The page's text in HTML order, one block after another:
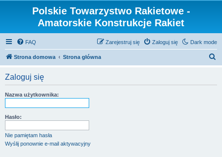
Polskie Towarzystwo Rakietowe -
Amatorskie Konstrukcje Rakiet
Dark mode
FAQ Zaloguj się
Zarejestruj się
Strona domowa Strona główna
Zaloguj się
Nazwa użytkownika:
Hasło:
Nie pamiętam hasła
Wyślij ponownie e-mail aktywacyjny